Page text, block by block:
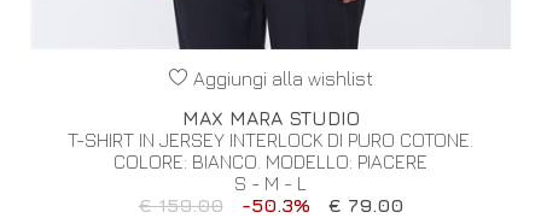
Aggiungi alla wishlist
MAX MARA STUDIO
T-SHIRT IN JERSEY INTERLOCK DI PURO COTONE.
COLORE: BIANCO. MODELLO: PIACERE
S - M - L
€ 159.00
-50.3% € 79.00